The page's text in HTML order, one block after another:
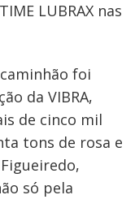
LUBRAX nas
foi
da VIBRA,
de cinco mil
tons de rosa e
só pela